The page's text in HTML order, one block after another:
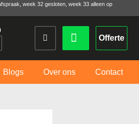
week 32 gesloten, week 33 alleen op
Offerte
Blogs Over ons Contact